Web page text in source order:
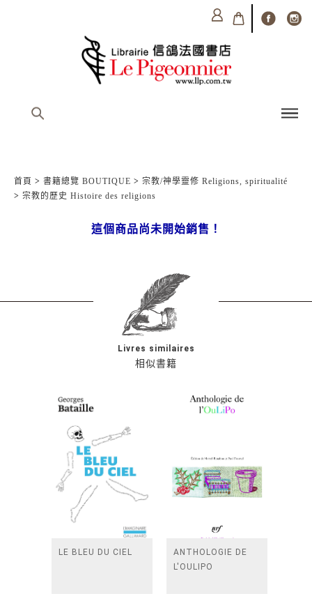
首頁 > 書籍總覽 BOUTIQUE > 宗教/神學靈修 Religions, spiritualité
> 宗教的歷史 Histoire des religions
這個商品尚未開始銷售！
相似書籍
Livres similaires
LE BLEU DU CIEL
ANTHOLOGIE DE
L'OULIPO